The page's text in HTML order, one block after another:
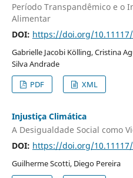
Período Transpandêmico e o
Alimentar
DOI: https://doi.org/
Gabrielle Jacobi Kölling, Cristina
Silva Andrade
PDF
XML
Injustiça Climática
A Desigualdade Social como
DOI: https://doi.org/
Guilherme Scotti, Diego Pereira